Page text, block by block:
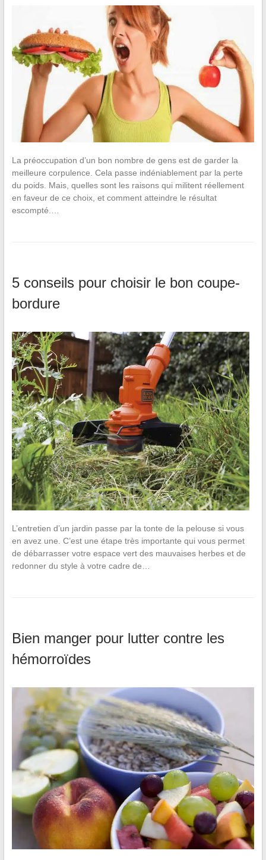
La préoccupation d’un bon nombre de gens est de garder la
meilleure corpulence. Cela passe indéniablement par la perte
du poids. Mais, quelles sont les raisons qui militent réellement
en faveur de ce choix, et comment atteindre le résultat
escompté.…
5 conseils pour choisir le bon coupe-
bordure
L’entretien d’un jardin passe par la tonte de la pelouse si vous
en avez une. C’est une étape très importante qui vous permet
de débarrasser votre espace vert des mauvaises herbes et de
redonner du style à votre cadre de…
Bien manger pour lutter contre les
hémorroïdes